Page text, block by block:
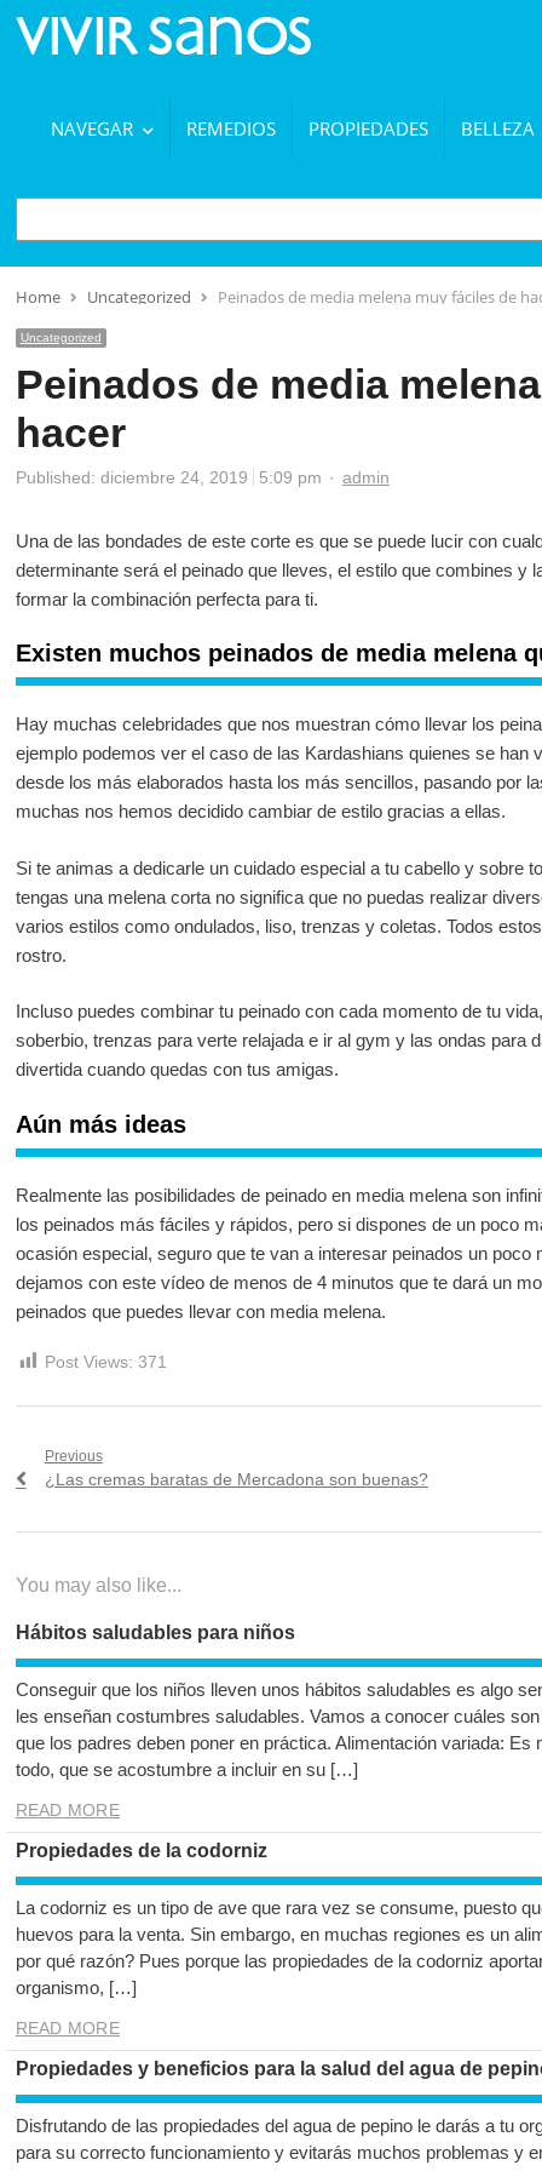
NAVEGAR REMEDIOS PROPIEDADES BELLEZA
BUSCAR
Home Uncategorized Peinados de media melena muy fáciles de
Uncategorized
Peinados de media
hacer
Published: diciembre 24, 2019 5:09 pm Author
admin
Una de las bondades de este corte es que se puede lucir con
determinante será el peinado que lleves, el estilo que combines y
formar la combinación perfecta para ti.
Existen muchos peinados de media melena
Hay muchas celebridades que nos muestran cómo llevar los
ejemplo podemos ver el caso de las Kardashians quienes se han
desde los más elaborados hasta los más sencillos, pasando por
muchas nos hemos decidido cambiar de estilo gracias a ellas.
Si te animas a dedicarle un cuidado especial a tu cabello y sobre
tengas una melena corta no significa que no puedas realizar
varios estilos como ondulados, liso, trenzas y coletas. Todos
rostro.
Incluso puedes combinar tu peinado con cada momento de tu
soberbio, trenzas para verte relajada e ir al gym y las ondas para
divertida cuando quedas con tus amigas.
Aún más ideas
Realmente las posibilidades de peinado en media melena son
los peinados más fáciles y rápidos, pero si dispones de un poco
ocasión especial, seguro que te van a interesar peinados un
dejamos con este vídeo de menos de 4 minutos que te dará un
peinados que puedes llevar con media melena.
Post Views: 371
Navegación
Previous
Previous
¿Las cremas baratas de Mercadona son buenas?
You may also like...
Hábitos saludables para niños
Conseguir que los niños lleven unos hábitos saludables es algo
les enseñan costumbres saludables. Vamos a conocer cuáles
que los padres deben poner en práctica. Alimentación variada: Es
todo, que se acostumbre a incluir en su […]
READ MORE
Propiedades de la codorniz
La codorniz es un tipo de ave que rara vez se consume, puesto
huevos para la venta. Sin embargo, en muchas regiones es un
por qué razón? Pues porque las propiedades de la codorniz
organismo, […]
READ MORE
Propiedades y beneficios para la salud del agua de
Disfrutando de las propiedades del agua de pepino le darás a tu
para su correcto funcionamiento y evitarás muchos problemas y